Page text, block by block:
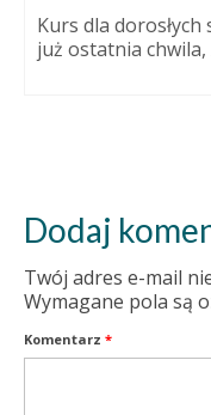
Kurs dla
już ostatnia chwila,
Dodaj
Twój adres e-mail
Wymagane pola są
Komentarz *